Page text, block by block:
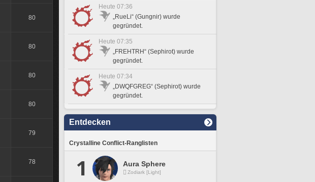
80
80
80
80
79
78
Heute 07:36
„RueLi“ (Gungnir) wurde
gegründet.
Heute 07:35
„FREHTRH“ (Sephirot) wurde
gegründet.
Heute 07:34
„DWQFGREG“ (Sephirot) wurde
gegründet.
Entdecken
Crystalline Conflict-Ranglisten
1 Aura Sphere
Zodiark [Light]